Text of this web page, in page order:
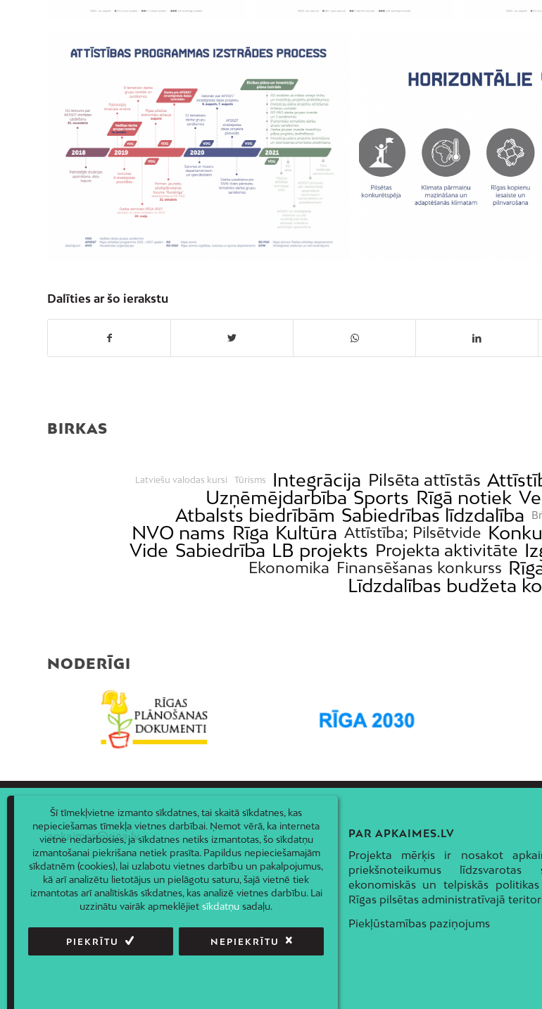
Dalīties ar šo ierakstu
BIRKAS
Latviešu valodas kursi Tūrisms Integrācija Pilsēta attīstās
Uzņēmējdarbība Sports Rīgā notiek
Atbalsts biedrībām Sabiedrības līdzdalība
NVO nams Rīga Kultūra Attīstība; Pilsētvide
Vide Sabiedrība LB projekts Projekta aktivitāte
Ekonomika Finansēšanas konkurss
Līdzdalības budžeta
NODERĪGI
apkaimes@riga.lv PAR APKAIMES.LV
Projekta mērķis ir nosakot
priekšnoteikumus
ekonomiskās un telpiskās politikas
Rīgas pilsētas administratīvajā
Piekļūstamības paziņojums
Šī tīmekļvietne izmanto sīkdatnes, tai skaitā sīkdatnes, kas
nepieciešamas tīmekļa vietnes darbībai. Ņemot vērā, ka interneta
vietne nedarbosies, ja sīkdatnes netiks izmantotas, šo sīkdatņu
izmantošanai piekrišana netiek prasīta. Papildus nepieciešamajām
sīkdatnēm (cookies), lai uzlabotu vietnes darbību un pakalpojumus,
kā arī analizētu lietotājus un pielāgotu saturu, šajā vietnē tiek
izmantotas arī analītiskās sīkdatnes, kas analizē vietnes darbību. Lai
uzzinātu vairāk apmeklējietsīkdatņu sadaļu.
PIEKRĪTU NEPIEKRĪTU